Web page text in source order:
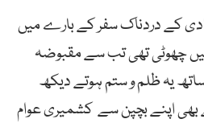
کے دردناک سفر کے بارے میں
چھوٹی تھی تب سے مقبوضہ
یہ ظلم و ستم ہوتے دیکھ
بھی اپنے بچپن سے کشمیری عوام